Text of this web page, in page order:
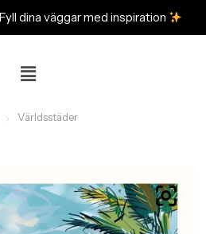
dina väggar med inspiration
Världsstäder